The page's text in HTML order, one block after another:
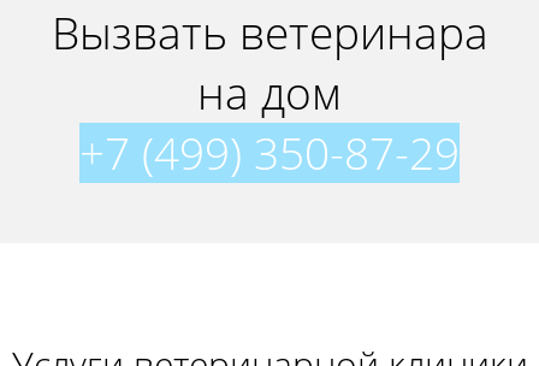
Вызвать ветеринара
на дом
+7 (499) 350-87-29